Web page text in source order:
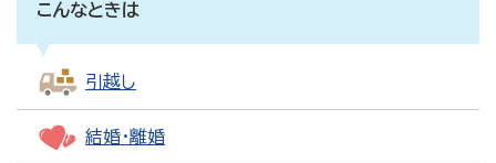
こんなときは
引越し
結婚・離婚